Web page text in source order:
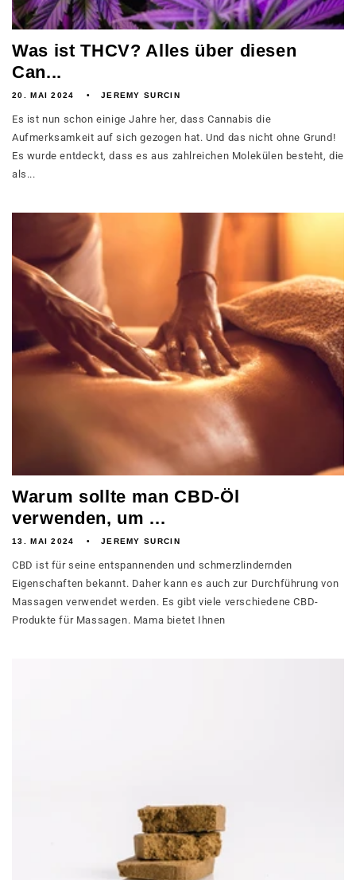
Was ist THCV? Alles über diesen
Can...
20. MAI 2024 JEREMY SURCIN
Es ist nun schon einige Jahre her, dass Cannabis die
Aufmerksamkeit auf sich gezogen hat. Und das nicht ohne Grund!
Es wurde entdeckt, dass es aus zahlreichen Molekülen besteht, die
als...
Warum sollte man CBD-Öl
verwenden, um ...
13. MAI 2024 JEREMY SURCIN
CBD ist für seine entspannenden und schmerzlindernden
Eigenschaften bekannt. Daher kann es auch zur Durchführung von
Massagen verwendet werden. Es gibt viele verschiedene CBD-
Produkte für Massagen. Mama bietet Ihnen